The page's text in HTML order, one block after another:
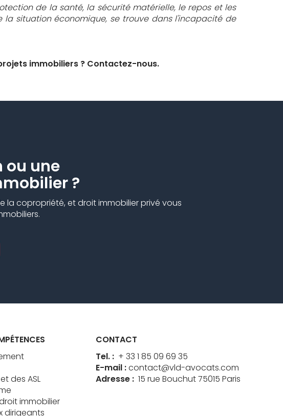
de la santé, la sécurité matérielle, le repos et les
situation économique, se trouve dans l'incapacité de
immobiliers ? Contactez-nous.
ou une
?
la copropriété, et droit immobilier privé vous
des ASL
immobilier
dirigeants
CONTACT
Tel. : + 33 1 85 09 69 35
E-mail :contact@vld-avocats.com
Adresse : 15 rue Bouchut 75015 Paris